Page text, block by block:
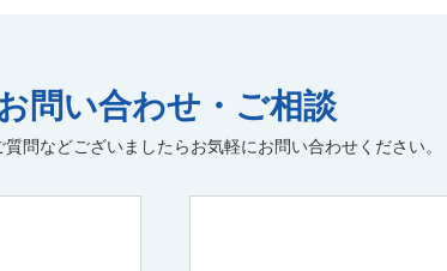
問い合わせ・ご相談
問などございましたらお気軽にお問い合わせください。